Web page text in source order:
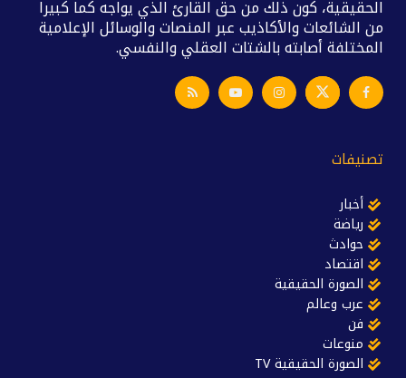
الحقيقية، كون ذلك من حق القارئ الذي يواجه كما كبيرا
من الشائعات والأكاذيب عبر المنصات والوسائل الإعلامية
المختلفة أصابته بالشتات العقلي والنفسي.
تصنيفات
أخبار
رياضة
حوادث
اقتصاد
الصورة الحقيقية
عرب وعالم
فن
منوعات
الصورة الحقيقية TV